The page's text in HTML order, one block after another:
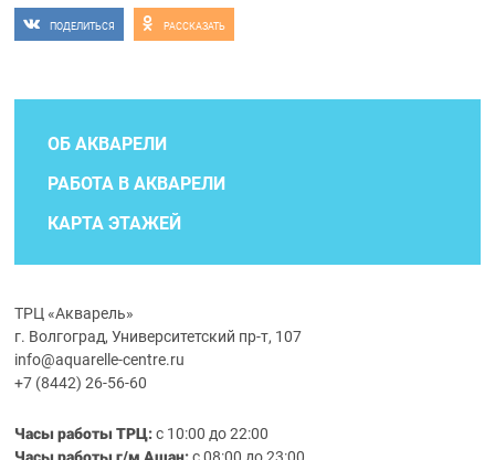
ПОДЕЛИТЬСЯ РАССКАЗАТЬ
ОБ АКВАРЕЛИ
РАБОТА В АКВАРЕЛИ
КАРТА ЭТАЖЕЙ
ТРЦ «Акварель»
г. Волгоград, Университетский пр-т, 107
info@aquarelle-centre.ru
+7 (8442) 26-56-60
Часы работы ТРЦ:с 10:00 до 22:00